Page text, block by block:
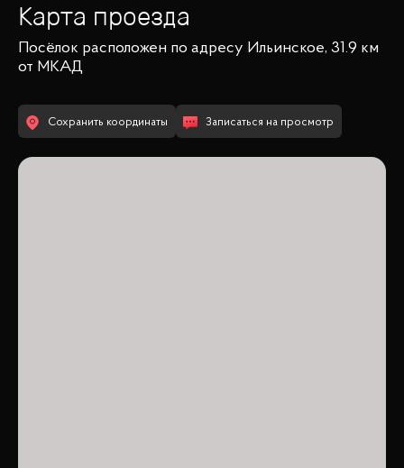
Карта проезда
Посёлок расположен по адресу Ильинское, 31.9 км
от МКАД
Сохранить координаты Записаться на просмотр